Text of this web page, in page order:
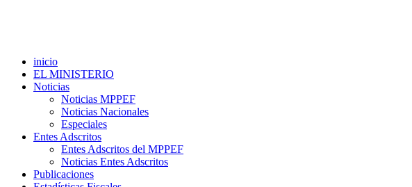
inicio
EL MINISTERIO
Noticias
Noticias MPPEF
Noticias Nacionales
Especiales
Entes Adscritos
Entes Adscritos del MPPEF
Noticias Entes Adscritos
Publicaciones